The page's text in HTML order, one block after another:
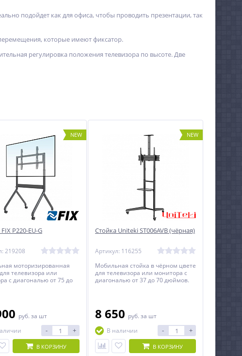
подойдет как для офиса, чтобы проводить презентации, так
которые имеют фиксатор.
регулировка положения телевизора по высоте. Две
NEW
P220-EU-G
219208
моторизированная
телевизора или
с диагональю от 75 до
руб. за шт
- +
В КОРЗИНУ
NEW
Стойка Uniteki ST006AVB (чёрная)
Артикул: 116255
Мобильная стойка в чёрном цвете
для телевизора или монитора с
диагональю от 37 до 70 дюймов.
8 650 руб. за шт
В наличии
- +
В КОРЗИНУ